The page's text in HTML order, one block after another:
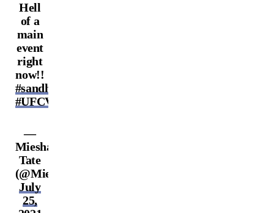
Hell
of a
main
event
right
now!!
#sandhagenvsdillashaw
#UFCVegas32
—
Miesha
Tate
(@MieshaTate)
July
25,